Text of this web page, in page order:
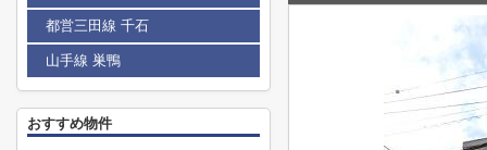
都営三田線 千石
山手線 巣鴨
おすすめ物件